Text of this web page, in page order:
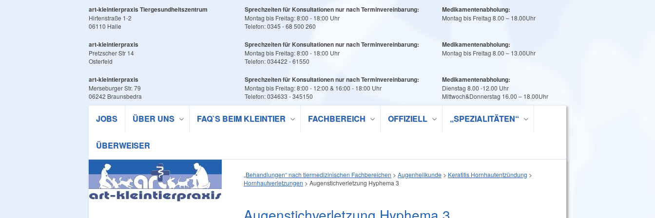
art-kleintierpraxis Tiergesundheitszentrum
Hirtenstraße 1-2
06110 Halle
Sprechzeiten für Konsultationen nur nach Terminvereinbarung:
Montag bis Freitag: 8:00 - 18:00 Uhr
Telefon: 0345 - 68 500 260
Medikamentenabholung:
Montag bis Freitag 8.00 – 18.00Uhr
art-kleintierpraxis
Pretzscher Str 14
Osterfeld
Sprechzeiten für Konsultationen nur nach Terminvereinbarung:
Montag bis Freitag: 8:00 - 18:00 Uhr
Telefon: 034422 - 61550
Medikamentenabholung:
Montag bis Freitag 8.00 – 13.00Uhr
art-kleintierpraxis
Merseburger Str. 79
06242 Braunsbedra
Sprechzeiten für Konsultationen nur nach Terminvereinbarung:
Montag bis Freitag: 8:00 - 12:00 & 16:00 - 18:00 Uhr
Telefon: 034633 - 345150
Medikamentenabholung:
Dienstag 8.00 -12.00 Uhr
Mittwoch&Donnerstag 16.00 – 18.00Uhr
JOBS ÜBER UNS FAQ`S BEIM KLEINTIER FACHBEREICH OFFIZIELL „SPEZIALITÄTEN“
ÜBERWEISER
„Behandlungen“ nach tiermedizinischen Fachbereichen > Augenheilkunde > Keratitis Hornhautentzündung >
Hornhautverletzungen > Augenstichverletzung Hyphema 3